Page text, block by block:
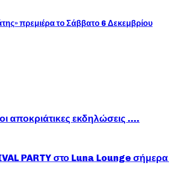
πρεμιέρα το Σάββατο 6 Δεκεμβρίου
αποκριάτικες εκδηλώσεις ….
PARTY στο Luna Lounge